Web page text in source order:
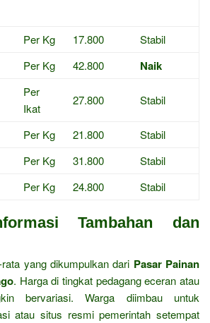
Per Kg 17.800
Stabil
Per Kg 42.800 Naik
Per
Ikat
27.800 Stabil
Per Kg 21.800
Stabil
Per Kg 31.800
Stabil
Per Kg 24.800 Stabil
Tambahan dan
yang dikumpulkan dari Pasar Painan
. Harga di tingkat pedagang eceran atau
bervariasi. Warga diimbau untuk
atau situs resmi pemerintah setempat